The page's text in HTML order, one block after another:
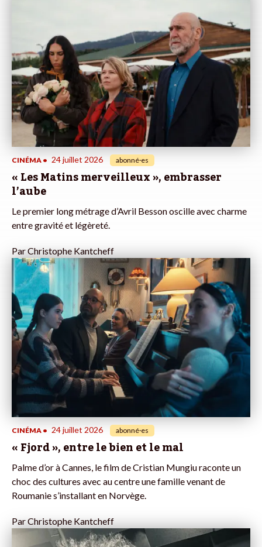
CINÉMA • 24 juillet 2026 abonné·es
« Les Matins merveilleux », embrasser
l’aube
Le premier long métrage d’Avril Besson oscille avec charme
entre gravité et légèreté.
ParChristophe Kantcheff
CINÉMA • 24 juillet 2026 abonné·es
« Fjord », entre le bien et le mal
Palme d’or à Cannes, le film de Cristian Mungiu raconte un
choc des cultures avec au centre une famille venant de
Roumanie s’installant en Norvège.
ParChristophe Kantcheff